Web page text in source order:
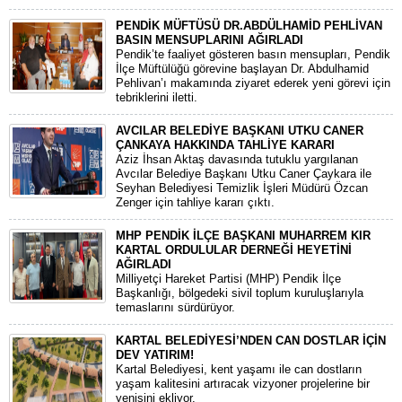
PENDİK MÜFTÜSÜ DR.ABDÜLHAMİD PEHLİVAN
BASIN MENSUPLARINI AĞIRLADI
​Pendik’te faaliyet gösteren basın mensupları, Pendik
İlçe Müftülüğü görevine başlayan Dr. Abdulhamid
Pehlivan’ı makamında ziyaret ederek yeni görevi için
tebriklerini iletti.
AVCILAR BELEDİYE BAŞKANI UTKU CANER
ÇANKAYA HAKKINDA TAHLİYE KARARI
​Aziz İhsan Aktaş davasında tutuklu yargılanan
Avcılar Belediye Başkanı Utku Caner Çaykara ile
Seyhan Belediyesi Temizlik İşleri Müdürü Özcan
Zenger için tahliye kararı çıktı.
MHP PENDİK İLÇE BAŞKANI MUHARREM KIR
KARTAL ORDULULAR DERNEĞİ HEYETİNİ
AĞIRLADI
​Milliyetçi Hareket Partisi (MHP) Pendik İlçe
Başkanlığı, bölgedeki sivil toplum kuruluşlarıyla
temaslarını sürdürüyor.
KARTAL BELEDİYESİ’NDEN CAN DOSTLAR İÇİN
DEV YATIRIM!
Kartal Belediyesi, kent yaşamı ile can dostların
yaşam kalitesini artıracak vizyoner projelerine bir
yenisini ekliyor.